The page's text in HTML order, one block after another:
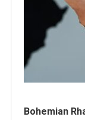
Bohemian